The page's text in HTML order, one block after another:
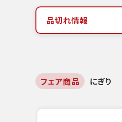
品切れ情報
フェア商品 にぎり